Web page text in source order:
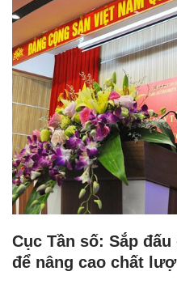
Cục Tần số: Sắp
để nâng cao chất